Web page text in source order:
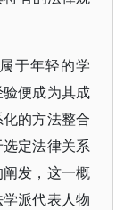
于年轻的学
便成为其成
的方法整合
定法律关系
发，这一概
派代表人物